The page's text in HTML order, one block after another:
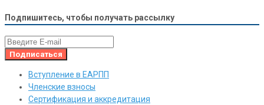
Подпишитесь, чтобы получать рассылку
Вступление в ЕАРПП
Членские взносы
Сертификация и аккредитация